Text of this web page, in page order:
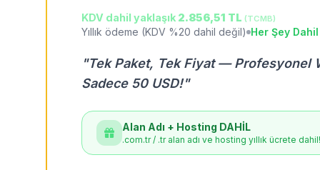
KDV dahil yaklaşık 2.856,51 TL (TCMB)
Yıllık ödeme (KDV %20 dahil değil) Her Şey Dahil
"Tek Paket, Tek Fiyat — Profesyonel
Sadece 50 USD!"
Alan Adı + Hosting DAHİL
.com.tr / .tr alan adı ve hosting yıllık ücrete dahil!